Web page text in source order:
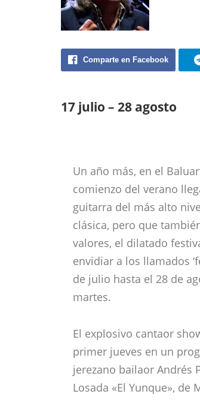
Comparte en Facebook
17 julio – 28 agosto
Un año más, en el
comienzo del verano
guitarra del más alto
clásica, pero que
valores, el dilatado
envidiar a los llamados
de julio hasta el 28 de
martes.
El explosivo cantaor
primer jueves en un
jerezano bailaor Andrés
Losada «El Yunque», de